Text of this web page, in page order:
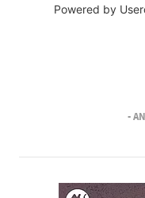
Powered by
-